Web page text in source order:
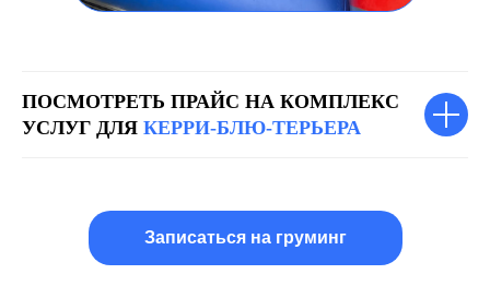
ПОСМОТРЕТЬ ПРАЙС НА КОМПЛЕКС
УСЛУГ ДЛЯ КЕРРИ-БЛЮ-ТЕРЬЕРА
Записаться на груминг